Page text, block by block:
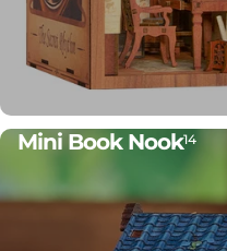
Mini Book Nook14